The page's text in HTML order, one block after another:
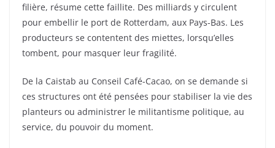
filière, résume cette faillite. Des milliards y circulent
pour embellir le port de Rotterdam, aux Pays-Bas. Les
producteurs se contentent des miettes, lorsqu’elles
tombent, pour masquer leur fragilité.
De la Caistab au Conseil Café-Cacao, on se demande si
ces structures ont été pensées pour stabiliser la vie des
planteurs ou administrer le militantisme politique, au
service, du pouvoir du moment.